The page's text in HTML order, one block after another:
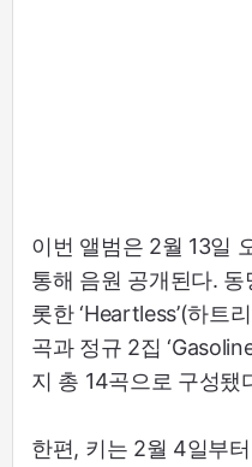
이번 앨범은 2월 13일
통해 음원 공개된다. 동
롯한 ‘Heartless’(하트
곡과 정규 2집
지 총 14곡으로 구성됐
한편, 키는 2월 4일부